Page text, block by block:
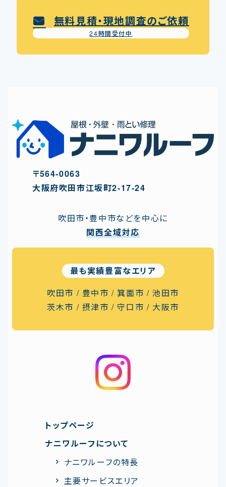
無料見積・現地調査のご依頼
24時間受付中
〒564-0063
⼤阪府吹⽥市江坂町2-17-24
吹田市・豊中市などを中心に
関西全域対応
最も実績豊富なエリア
吹田市 / 豊中市 / 箕面市 / 池田市
茨木市 / 摂津市 /守口市 / 大阪市
トップページ
ナニワルーフについて
ナニワルーフの特⻑
主要サービスエリア